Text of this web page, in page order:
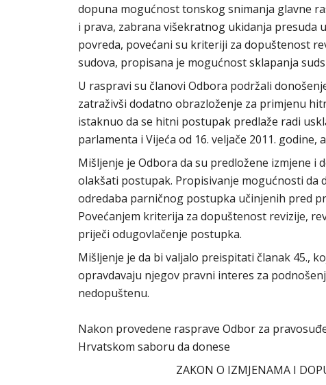
dopuna mogućnost tonskog snimanja glavne
i prava, zabrana višekratnog ukidanja
povreda, povećani su kriteriji za dopuštenost
sudova, propisana je mogućnost sklapanja
U raspravi su članovi Odbora podržali
zatraživši dodatno obrazloženje za primjenu
istaknuo da se hitni postupak predlaže radi
parlamenta i Vijeća od 16. veljače 2011.
Mišljenje je Odbora da su predložene izmjene
olakšati postupak. Propisivanje mogućnosti
odredaba parničnog postupka učinjenih pred
Povećanjem kriterija za dopuštenost revizije,
priječi odugovlačenje postupka.
Mišljenje je da bi valjalo preispitati članak 45.,
opravdavaju njegov pravni interes za
nedopuštenu.
Nakon provedene rasprave Odbor za
Hrvatskom saboru da donese
ZAKON O IZMJENAMA I